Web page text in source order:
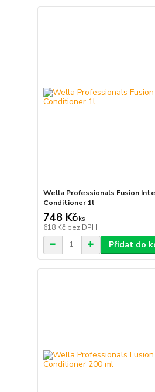
Wella Professionals Fusion
Conditioner 1l
748 Kč/ks
618 Kč bez DPH
Přidat do